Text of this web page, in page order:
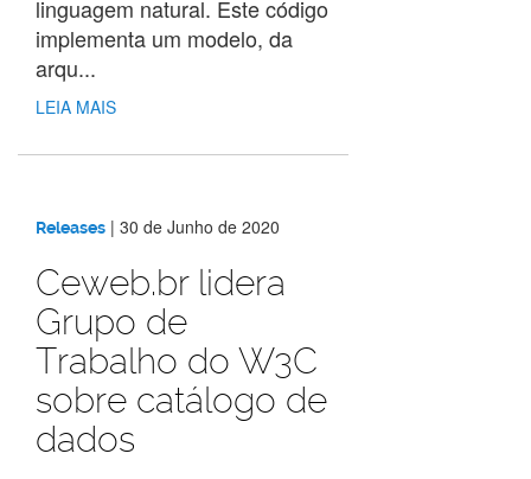
linguagem natural. Este código
implementa um modelo, da
arqu...
LEIA MAIS
Releases | 30 de Junho de 2020
Ceweb.br lidera
Grupo de
Trabalho do W3C
sobre catálogo de
dados